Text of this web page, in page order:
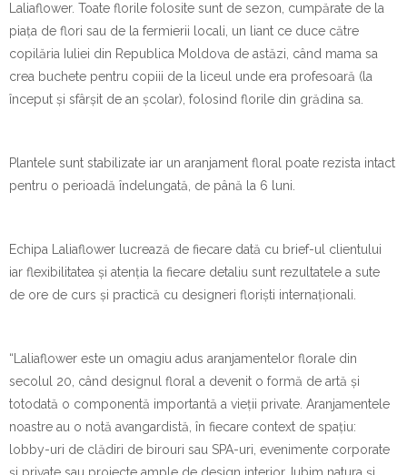
Laliaflower. Toate florile folosite sunt de sezon, cumpărate de la
piața de flori sau de la fermierii locali, un liant ce duce către
copilăria Iuliei din Republica Moldova de astăzi, când mama sa
crea buchete pentru copiii de la liceul unde era profesoară (la
început și sfârșit de an școlar), folosind florile din grădina sa.
Plantele sunt stabilizate iar un aranjament floral poate rezista intact
pentru o perioadă îndelungată, de până la 6 luni.
Echipa Laliaflower lucrează de fiecare dată cu brief-ul clientului
iar flexibilitatea și atenția la fiecare detaliu sunt rezultatele a sute
de ore de curs și practică cu designeri floriști internaționali.
“Laliaflower este un omagiu adus aranjamentelor florale din
secolul 20, când designul floral a devenit o formă de artă și
totodată o componentă importantă a vieții private. Aranjamentele
noastre au o notă avangardistă, în fiecare context de spațiu:
lobby-uri de clădiri de birouri sau SPA-uri, evenimente corporate